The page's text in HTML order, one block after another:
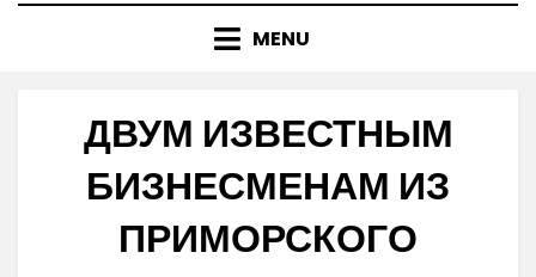
MENU
ДВУМ ИЗВЕСТНЫМ
БИЗНЕСМЕНАМ ИЗ
ПРИМОРСКОГО